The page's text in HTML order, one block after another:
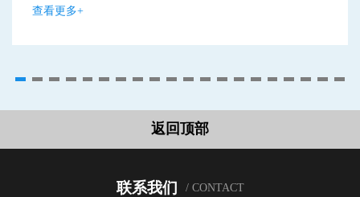
查看更多+
返回顶部
联系我们 / CONTACT